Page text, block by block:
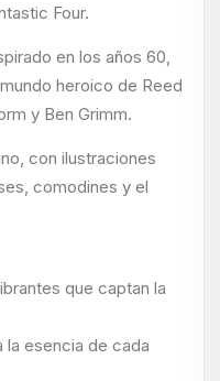
Four.
en los años 60,
heroico de Reed
y Ben Grimm.
con ilustraciones
comodines y el
que captan la
la esencia de cada